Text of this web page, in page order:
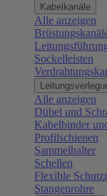
Kabelkanäle
Alle anzeigen
Sockelleisten
Alle anzeigen
Dübel und
Kabelbinder
Profilschienen
Sammelhalter
Schellen
Flexible
Stangenrohre